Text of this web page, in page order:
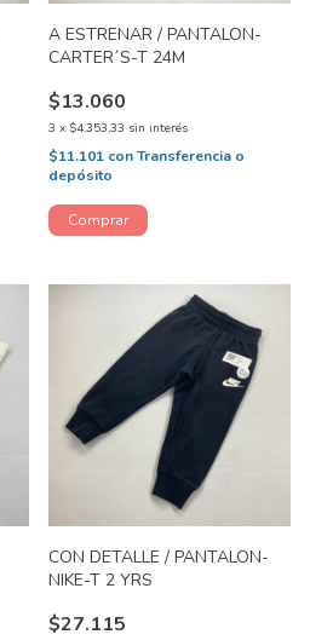
A ESTRENAR / PANTALON-
CARTER´S-T 24M
$13.060
3 x $4.353,33 sin interés
$11.101 conTransferencia o
depósito
CON DETALLE / PANTALON-
NIKE-T 2 YRS
$27.115